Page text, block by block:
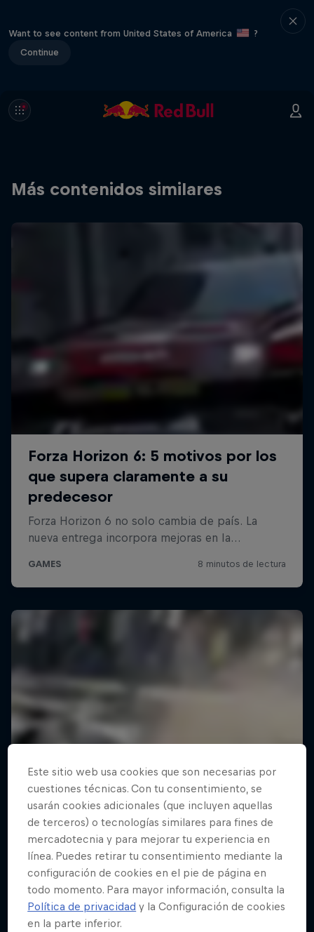
Want to see content from United States of America
?
Continue
Más contenidos similares
Este sitio web usa cookies que son necesarias por
cuestiones técnicas. Con tu consentimiento, se
usarán cookies adicionales (que incluyen aquellas
de terceros) o tecnologías similares para fines de
mercadotecnia y para mejorar tu experiencia en
línea. Puedes retirar tu consentimiento mediante la
configuración de cookies en el pie de página en
todo momento. Para mayor información, consulta la
Política de privacidad y la Configuración de cookies
en la parte inferior.